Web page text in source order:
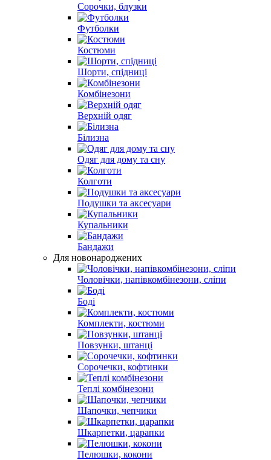
Сорочки, блузки
Футболки
Костюми
Шорти, спідниці
Комбінезони
Верхній одяг
Білизна
Одяг для дому та сну
Колготи
Подушки та аксесуари
Купальники
Бандажи
Для новонароджених
Чоловічки, напівкомбінезони, сліпи
Боді
Комплекти, костюми
Повзунки, штанці
Сорочечки, кофтинки
Теплі комбінезони
Шапочки, чепчики
Шкарпетки, царапки
Пелюшки, кокони